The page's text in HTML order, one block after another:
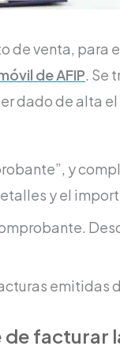
de venta,
de AFIP. Se
dado de alta
y
y el
emitidas
facturar